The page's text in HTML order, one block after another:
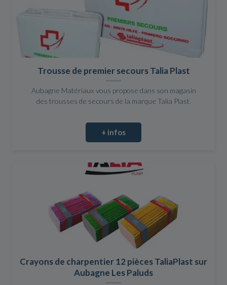
Trousse de premier secours Talia Plast
Aubagne Matériaux vous propose dans son magasin
des trousses de secours de la marque Talia Plast.
+ infos
Crayons de charpentier 12 pièces TaliaPlast sur
Aubagne Les Paluds